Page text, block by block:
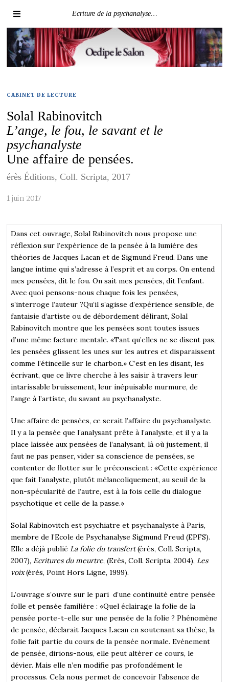
Ecriture de la psychanalyse…
CABINET DE LECTURE
Solal Rabinovitch
L’ange, le fou, le savant et le
psychanalyste
Une affaire de pensées.
érès Éditions, Coll. Scripta, 2017
1 juin 2017
Dans cet ouvrage, Solal Rabinovitch nous propose une
réflexion sur l’expérience de la pensée à la lumière des
théories de Jacques Lacan et de Sigmund Freud. Dans une
langue intime qui s’adresse à l’esprit et au corps. On entend
mes pensées, dit le fou. On sait mes pensées, dit l’enfant.
Avec quoi pensons-nous chaque fois les pensées,
s’interroge l’auteur ?Qu’il s’agisse d’expérience sensible, de
fantaisie d’artiste ou de débordement délirant, Solal
Rabinovitch montre que les pensées sont toutes issues
d’une même facture mentale. «Tant qu’elles ne se disent pas,
les pensées glissent les unes sur les autres et disparaissent
comme l’étincelle sur le charbon.» C’est en les disant, les
écrivant, que ce livre cherche à les saisir à travers leur
intarissable bruissement, leur inépuisable murmure, de
l’ange à l’artiste, du savant au psychanalyste.
Une affaire de pensées, ce serait l’affaire du psychanalyste.
Il y a la pensée que l’analysant prête à l’analyste, et il y a la
place laissée aux pensées de l’analysant, là où justement, il
faut ne pas penser, vider sa conscience de pensées, se
contenter de flotter sur le préconscient : «Cette expérience
que fait l’analyste, plutôt mélancoliquement, au seuil de la
non-spécularité de l’autre, est à la fois celle du dialogue
psychotique et celle de la passe.»
Solal Rabinovitch est psychiatre et psychanalyste à Paris,
membre de l’Ecole de Psychanalyse Sigmund Freud (EPFS).
Elle a déjà publié La folie du transfert(érès, Coll. Scripta,
2007), Ecritures du meurtre, (Erès, Coll. Scripta, 2004), Les
voix(érès, Point Hors Ligne, 1999).
L’ouvrage s’ouvre sur le pari d’une continuité entre pensée
folle et pensée familière : «Quel éclairage la folie de la
pensée porte-t-elle sur une pensée de la folie ? Phénomène
de pensée, déclarait Jacques Lacan en soutenant sa thèse, la
folie fait partie du cours de la pensée normale. Evénement
de pensée, dirions-nous, elle peut altérer ce cours, le
dévier. Mais elle n’en modifie pas profondément le
processus. Cela nous permet de concevoir l’absence de